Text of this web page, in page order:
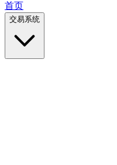
首页
交易系统